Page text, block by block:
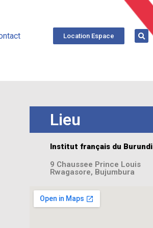
Location Espace
Lieu
Institut français du Burundi
9 Chaussee Prince Louis
Rwagasore, Bujumbura